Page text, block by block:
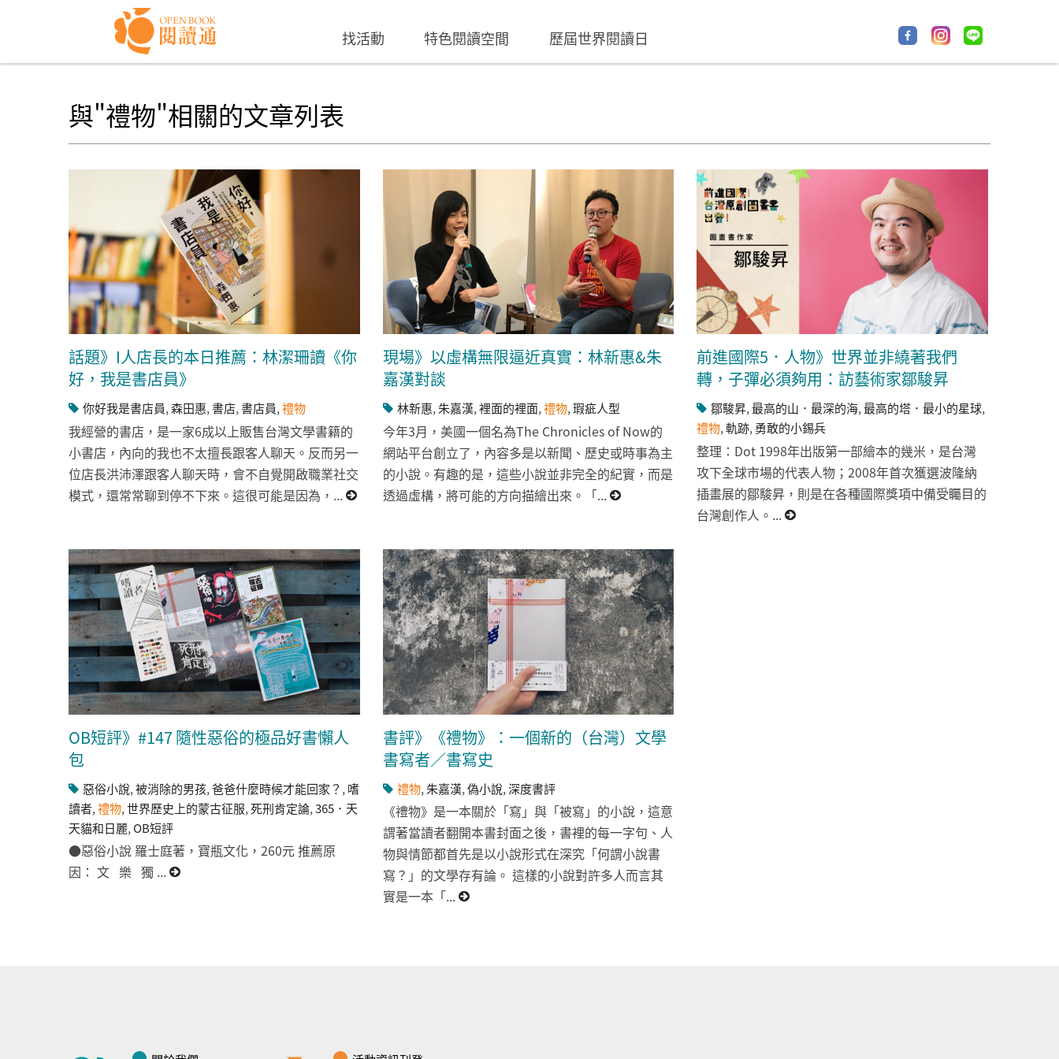
找活動 特色閱讀空間 歷屆世界閱讀日
與"禮物"相關的文章列表
話題》I人店長的本日推薦：林潔珊讀《你
好，我是書店員》
你好我是書店員,森田惠,書店,書店員,禮物
我經營的書店，是一家6成以上販售台灣文學書籍的
小書店，內向的我也不太擅長跟客人聊天。反而另一
位店長洪沛澤跟客人聊天時，會不自覺開啟職業社交
模式，還常常聊到停不下來。這很可能是因為，...
現場》以虛構無限逼近真實：林新惠&朱
嘉漢對談
林新惠,朱嘉漢,裡面的裡面,禮物,瑕疵人型
今年3月，美國一個名為The Chronicles of Now的
網站平台創立了，內容多是以新聞、歷史或時事為主
的小說。有趣的是，這些小說並非完全的紀實，而是
透過虛構，將可能的方向描繪出來。「...
前進國際5．人物》世界並非繞著我們
轉，子彈必須夠用：訪藝術家鄒駿昇
鄒駿昇,最高的山．最深的海,最高的塔．最小的星球,
禮物,軌跡,勇敢的小錫兵
整理：Dot 1998年出版第一部繪本的幾米，是台灣
攻下全球市場的代表人物；2008年首次獲選波隆納
插畫展的鄒駿昇，則是在各種國際獎項中備受矚目的
台灣創作人。...
OB短評》#147 隨性惡俗的極品好書懶人
包
惡俗小說,被消除的男孩,爸爸什麼時候才能回家？ , 嗜
讀者,禮物,世界歷史上的蒙古征服,死刑肯定論,365．天
天貓和日麗, OB短評
●惡俗小說 羅士庭著，寶瓶文化，260元 推薦原
因： 文 樂 獨 ...
書評》《禮物》：一個新的（台灣）文學
書寫者／書寫史
禮物, 朱嘉漢,偽小說,深度書評
《禮物》是一本關於「寫」與「被寫」的小說，這意
謂著當讀者翻開本書封面之後，書裡的每一字句、人
物與情節都首先是以小說形式在深究「何謂小說書
寫？」的文學存有論。 這樣的小說對許多人而言其
實是一本「...